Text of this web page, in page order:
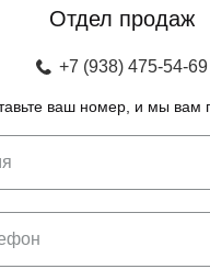
беседками, спроектирован
предусмотрен крытый и
находится в районе
развита, в пешей
поликлиника,
— 25 минут
Отдел продаж
+7 (938) 475-54-69
ваш номер, и мы вам